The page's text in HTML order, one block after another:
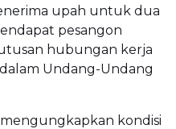
upah untuk dua
pesangon
hubungan kerja
Undang-Undang
kondisi